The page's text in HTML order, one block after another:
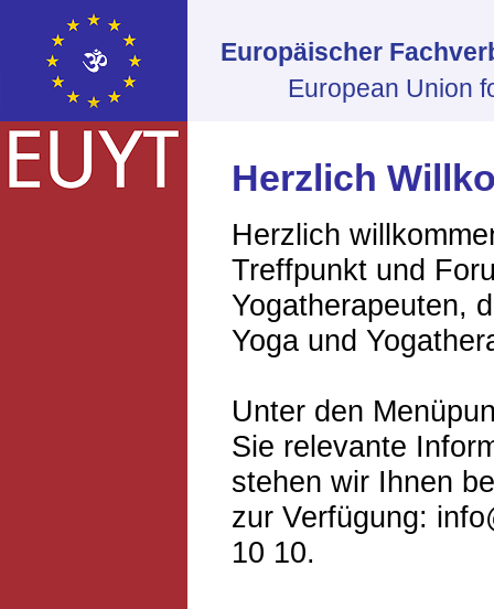
Europäischer
European Union
Herzlich
Herzlich
Treffpunkt und
Yogatherapeuten,
Yoga und
Unter den
Sie relevante
stehen wir Ihnen
zur Verfügung:
10 10.